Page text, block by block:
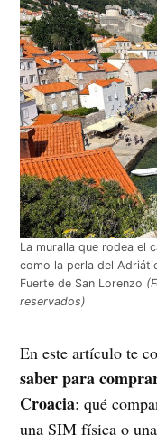
La muralla que rodea el
como la perla del
Fuerte de San Lorenzo
reservados)
En este artículo te
saber para
Croacia: qué
una SIM física o